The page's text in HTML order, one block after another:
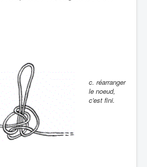
c. réarranger
le noeud,
c'est fini.